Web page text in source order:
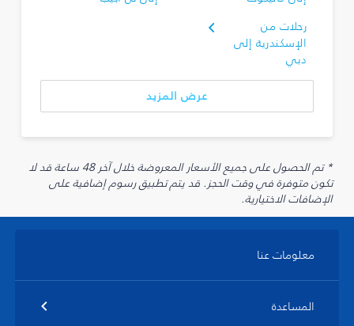
رحلات من
الإسكندرية إلى
دبي
عرض المزيد
* تم الحصول على جميع الأسعار المعروضة خلال آخر 48 ساعة قد لا
تكون متوفرة في وقت الحجز. قد يتم تطبيق رسوم إضافية على
الإضافات الاختيارية.
معلومات عنا
المساعدة